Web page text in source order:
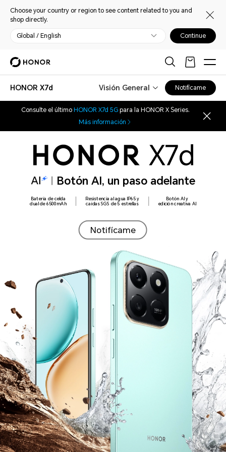
Choose your country or region to see content related to you and
shop directly.
Global / English Continue
HONOR X7d Visión General Notifícame
Consulte el último HONOR X7d 5G para la HONOR X Series.
Más información
Botón AI, un paso adelante
Batería de celda
dual de 6500mAh
Resistencia al agua IP65 y
caídas SGS de 5 estrellas
Botón AI y
edición creativa AI
Notifícame